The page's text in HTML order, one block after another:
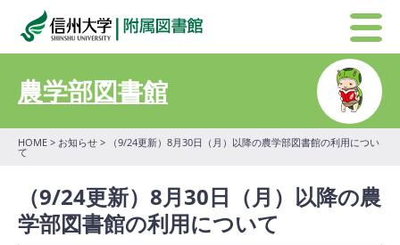
農学部図書館
HOME > お知らせ > （9/24更新）8月30日（月）以降の農学部図書館の利用につい
て
（9/24更新）8月30日（月）以降の農
学部図書館の利用について